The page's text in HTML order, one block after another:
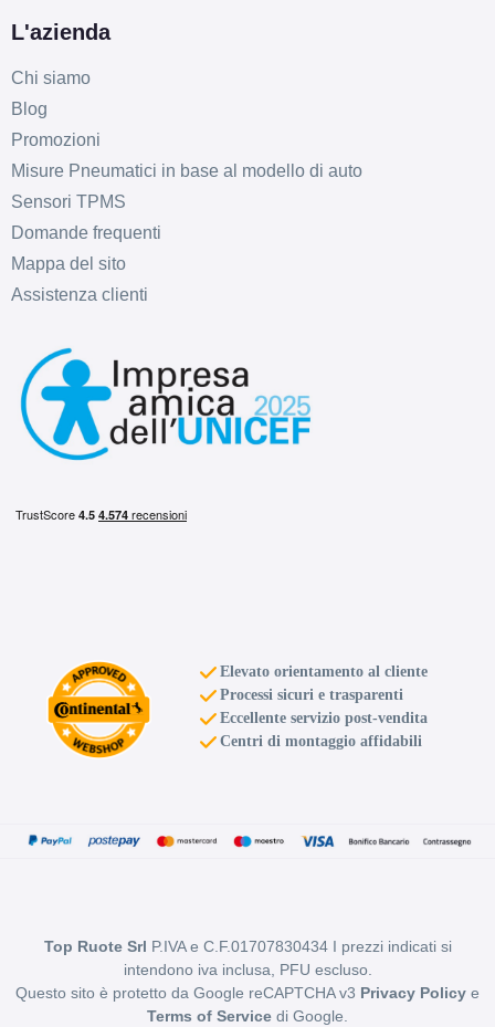
L'azienda
Chi siamo
Blog
Promozioni
Misure Pneumatici in base al modello di auto
Sensori TPMS
Domande frequenti
Mappa del sito
Assistenza clienti
Elevato orientamento al cliente
Processi sicuri e trasparenti
Eccellente servizio post-vendita
Centri di montaggio affidabili
Top Ruote Srl P.IVA e C.F.01707830434 I prezzi indicati si
intendono iva inclusa, PFU escluso.
Questo sito è protetto da Google reCAPTCHA v3 Privacy Policy e
Terms of Service di Google.